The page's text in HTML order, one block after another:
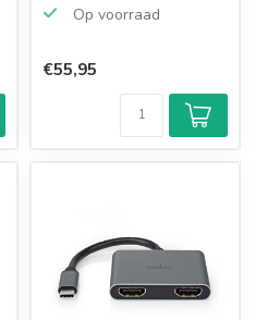
Op voorraad
Klantenbeoordeling
9,2/10
Achteraf
betalen mogelijk
€55,95